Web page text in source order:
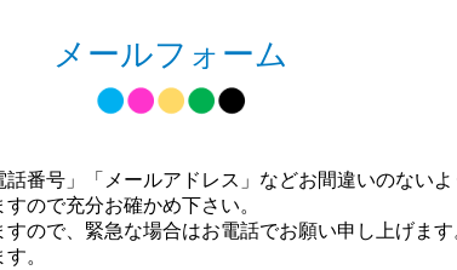
メールフォーム
番号」「メールアドレス」などお間違いのない
ので充分お確かめ下さい。
ので、緊急な場合はお電話でお願い申し上げま
。